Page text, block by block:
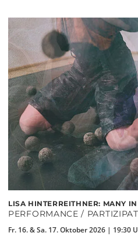
LISA HINTERREITHNER: MANY
PERFORMANCE /
Fr. 16. & Sa. 17. Oktober 2026 | 19:30